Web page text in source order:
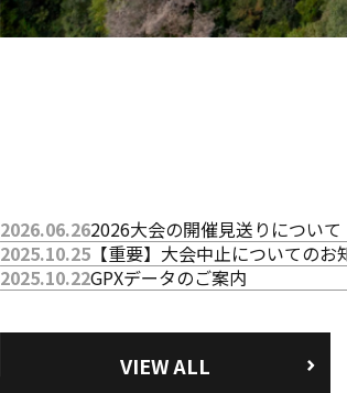
2026.06.262026大会の開催見送りについて
2025.10.25 【重要】大会中止についてのお
2025.10.22GPXデータのご案内
VIEW ALL